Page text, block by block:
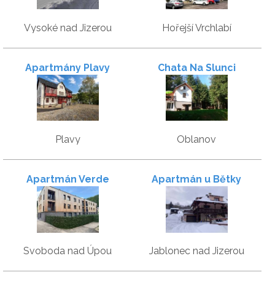
Vysoké nad Jizerou Hořejší Vrchlabí
Apartmány Plavy
Plavy
Chata Na Slunci
Oblanov
Apartmán Verde
Svoboda nad Úpou
Apartmán u Bětky
Jablonec nad Jizerou